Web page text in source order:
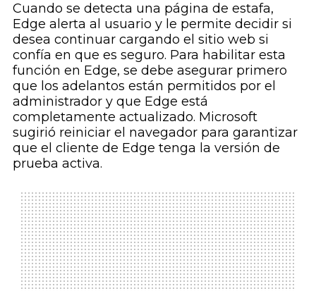
Cuando se detecta una página de estafa,
Edge alerta al usuario y le permite decidir si
desea continuar cargando el sitio web si
confía en que es seguro. Para habilitar esta
función en Edge, se debe asegurar primero
que los adelantos están permitidos por el
administrador y que Edge está
completamente actualizado. Microsoft
sugirió reiniciar el navegador para garantizar
que el cliente de Edge tenga la versión de
prueba activa.